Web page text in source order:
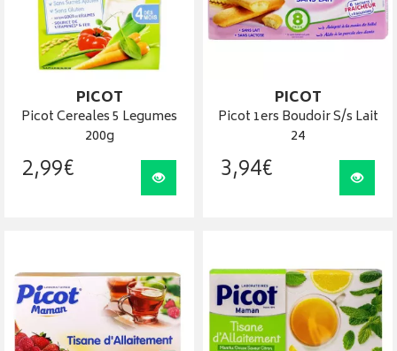
PICOT
Picot Cereales 5 Legumes
200g
2,99€ Visualiser
PICOT
Picot 1ers Boudoir S/s Lait
24
3,94€